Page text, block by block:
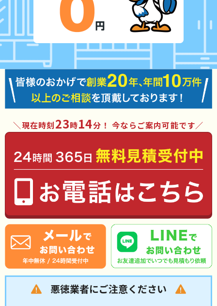
現在時刻23時14分 ！ 今ならご案内可能です
悪徳業者にご注意ください